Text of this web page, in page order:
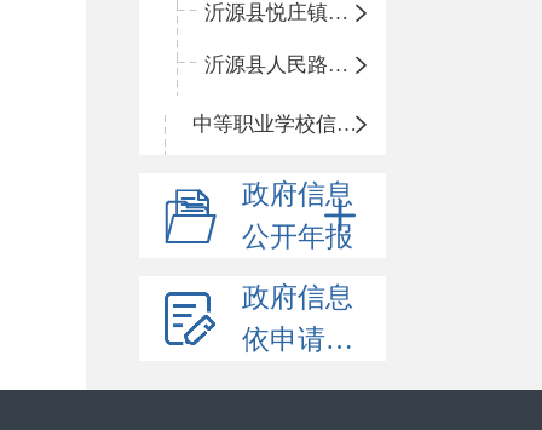
沂源县悦庄镇赵庄小学
沂源县人民路小学
中等职业学校信息公开
政府信息
公开年报
政府信息
依申请公开